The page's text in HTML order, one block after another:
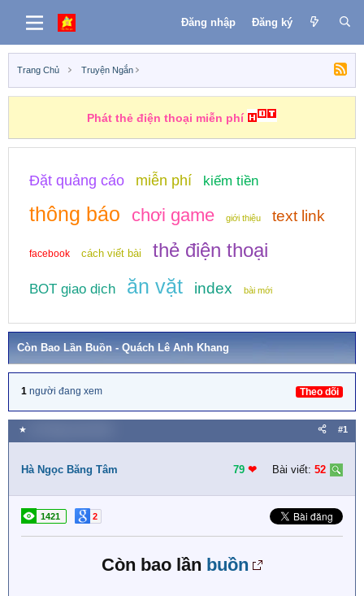
Đăng nhập Đăng ký
Trang Chủ Truyện Ngắn
Phát thẻ điện thoại miễn phí
Đặt quảng cáo miễn phí kiếm tiền
thông báo chơi game giới thiệu text link
facebook cách viết bài thẻ điện thoại
BOT giao dịch ăn vặt index bài mới
Còn Bao Lần Buồn - Quách Lê Anh Khang
1 người đang xem Theo dõi
★ #1
Hà Ngọc Băng Tâm 79 ❤︎ Bài viết: 52
1421 2
Còn bao lần buồn